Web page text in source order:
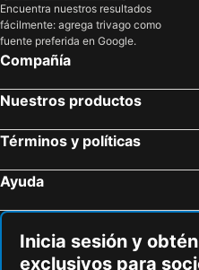
Encuentra nuestros resultados
fácilmente: agrega trivago como
fuente preferida en Google.
Compañía
Nuestros productos
Términos y políticas
Ayuda
Inicia sesión y
exclusivos para